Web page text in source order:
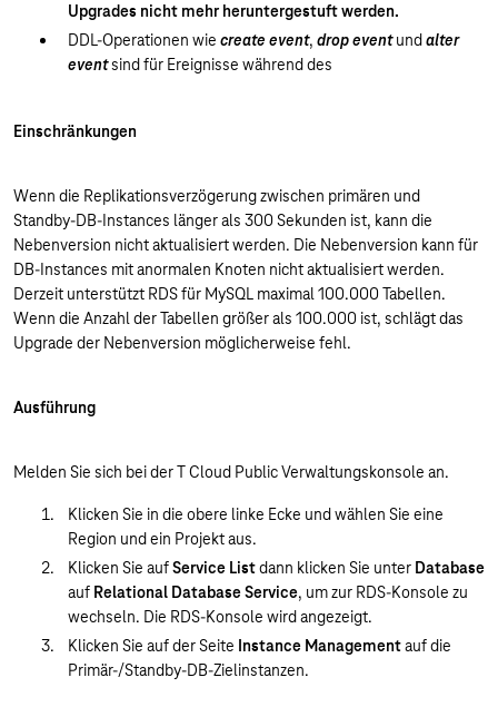
Upgrades nicht mehr heruntergestuft werden.
DDL-Operationen wie create event, drop eventundalter
eventsind für Ereignisse während des
Einschränkungen
Wenn die Replikationsverzögerung zwischen primären und
Standby-DB-Instances länger als 300 Sekunden ist, kann die
Nebenversion nicht aktualisiert werden. Die Nebenversion kann für
DB-Instances mit anormalen Knoten nicht aktualisiert werden.
Derzeit unterstützt RDS für MySQL maximal 100.000 Tabellen.
Wenn die Anzahl der Tabellen größer als 100.000 ist, schlägt das
Upgrade der Nebenversion möglicherweise fehl.
Ausführung
Melden Sie sich bei der T Cloud Public Verwaltungskonsole an.
Klicken Sie in die obere linke Ecke und wählen Sie eine
Region und ein Projekt aus.
Klicken Sie aufService Listdann klicken Sie unter Database
auf Relational Database Service, um zur RDS-Konsole zu
wechseln. Die RDS-Konsole wird angezeigt.
Klicken Sie auf der Seite Instance Managementauf die
Primär-/Standby-DB-Zielinstanzen.